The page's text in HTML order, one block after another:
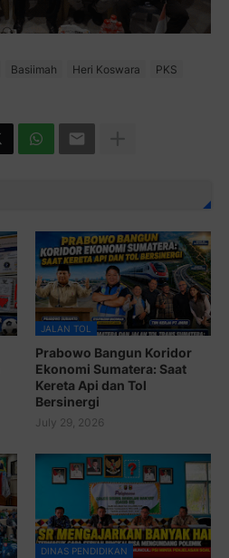
Basiimah Heri Koswara
PKS
JALAN TOL
Prabowo Bangun Koridor
Ekonomi Sumatera: Saat
Kereta Api dan Tol
Bersinergi
July 29, 2026
DINAS PENDIDIKAN